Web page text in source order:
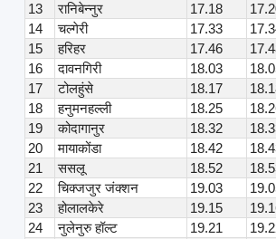
13
रानिबेन्नुर 17.18
14
चल्गेरी 17.33
15
हरिहर 17.46
16
दावनगिरी 18.03
17
टोलहुंसे 18.17
18
हनुमनहल्ली 18.25
19
कोदागानुर 18.32
20
मायाकोंडा 18.42
21
ससलू 18.52
22
चिक्जजुर जंक्शन 19.03
23
होलालकेरे 19.15
24
नुलेनुरु हॉल्ट 19.21